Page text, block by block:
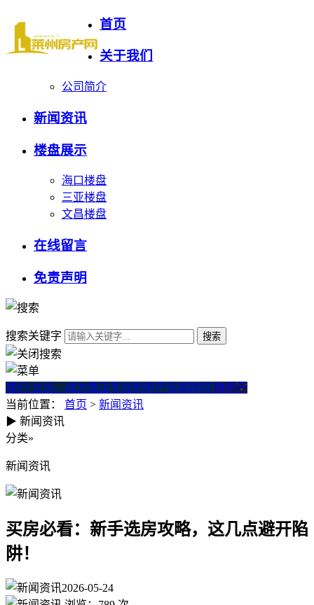
首页
关于我们
公司简介
新闻资讯
楼盘展示
海口楼盘
三亚楼盘
文昌楼盘
在线留言
免责声明
搜索关键字
我们·立志。成为真正专业的房产交易顾问 微房产
当前位置： 首页 > 新闻资讯
买房必看：新手选房攻略，这
▶ 新闻资讯
分类»
新闻资讯
买房必看：新手选房攻略，这几点避开陷
阱！
2026-05-24